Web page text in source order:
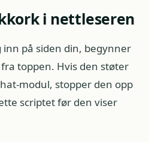
i nettleseren
på siden din, begynner
toppen. Hvis den støter
modul, stopper den opp
scriptet før den viser